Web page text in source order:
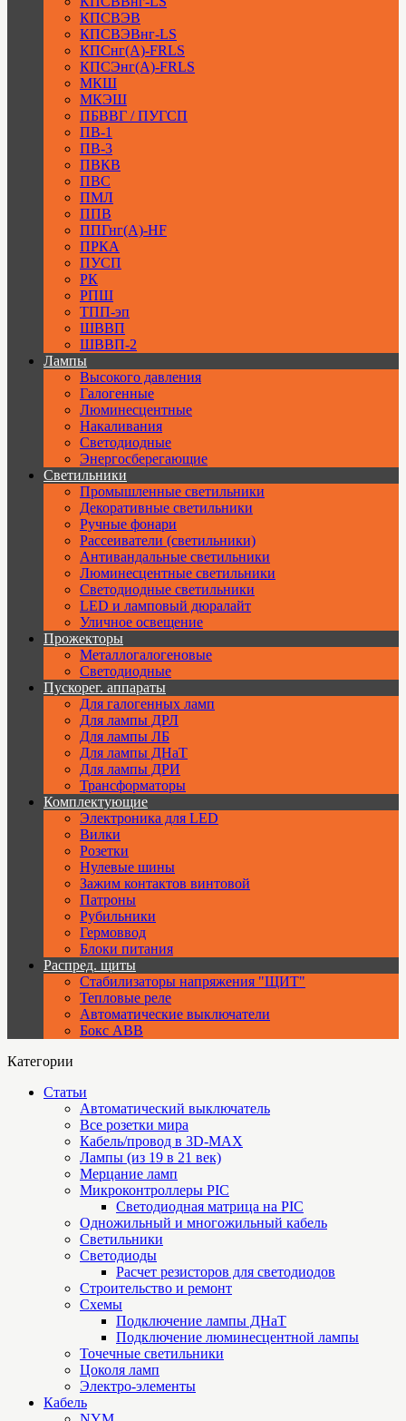
КПСВЭВ
КПСВЭВнг-LS
КПСнг(А)-FRLS
КПСЭнг(А)-FRLS
МКШ
МКЭШ
ПБВВГ / ПУГСП
ПВ-1
ПВ-3
ПВКВ
ПВС
ПМЛ
ППВ
ППГнг(А)-HF
ПРКА
ПУСП
РК
РПШ
ТПП-эп
ШВВП
ШВВП-2
Лампы
Высокого давления
Галогенные
Люминесцентные
Накаливания
Светодиодные
Энергосберегающие
Светильники
Промышленные светильники
Декоративные светильники
Ручные фонари
Рассеиватели (светильники)
Антивандальные светильники
Люминесцентные светильники
Cветодиодные светильники
LED и ламповый дюралайт
Уличное освещение
Прожекторы
Металлогалогеновые
Светодиодные
Пускорег. аппараты
Для галогенных ламп
Для лампы ДРЛ
Для лампы ЛБ
Для лампы ДНаТ
Для лампы ДРИ
Трансформаторы
Комплектующие
Электроника для LED
Вилки
Розетки
Нулевые шины
Зажим контактов винтовой
Патроны
Рубильники
Гермоввод
Блоки питания
Распред. щиты
Стабилизаторы напряжения "ЩИТ"
Тепловые реле
Автоматические выключатели
Бокс ABB
Категории
Статьи
Автоматический выключатель
Все розетки мира
Кабель/провод в 3D-MAX
Лампы (из 19 в 21 век)
Мерцание ламп
Микроконтроллеры PIC
Cветодиодная матрица на PIC
Одножильный и многожильный кабель
Светильники
Светодиоды
Расчет резисторов для светодиодов
Строительство и ремонт
Схемы
Подключение лампы ДНаТ
Подключение люминесцентной лампы
Точечные светильники
Цоколя ламп
Электро-элементы
Кабель